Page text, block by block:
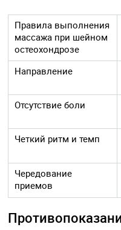
Правила выполнения
массажа при шейном
остеохондрозе
Направление
Отсутствие боли
Четкий ритм и темп
Чередование
приемов